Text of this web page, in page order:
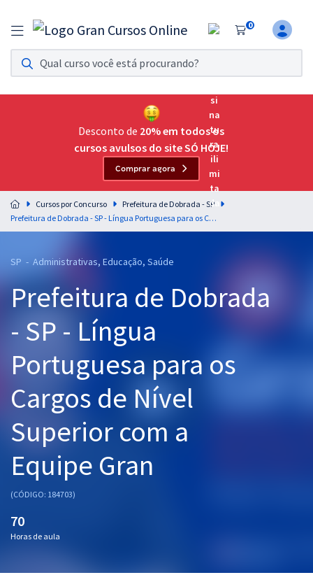
0
Assinatura Ilimitada 11
Acesso a todos os cursos. Teste grátis por 7 dias!
Assinatura OAB Até Passar
Acesso ilimitado a toda preparação para o Exame da
Residências Multiprofissionais
Preparação completa e intensiva para as principais
residências em saúde do Brasil
Cursos 20% OFF
Pós
Graduação
OAB
Questões grátis
Aprovados
Desconto de 20% em todos os
cursos avulsos do site SÓ HOJE!
Comprar agora
Cursos por Concurso
Prefeitura de Dobrada - SP
Prefeitura de Dobrada - SP - Língua Portuguesa para os Cargos de Nível Superior com a Equipe Gran
SP - Administrativas, Educação, Saúde
Prefeitura de Dobrada
- SP - Língua
Portuguesa para os
Cargos de Nível
Superior com a
Equipe Gran
(CÓDIGO: 184703)
70
Horas de aula